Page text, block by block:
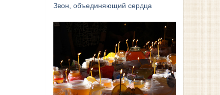
Звон, объединяющий сердца